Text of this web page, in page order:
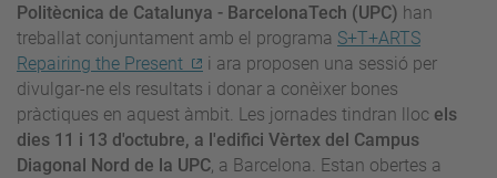
Politècnica de Catalunya - BarcelonaTech (UPC) han
treballat conjuntament amb el programa S+T+ARTS
Repairing the Present
i ara proposen una sessió per
divulgar-ne els resultats i donar a conèixer bones
pràctiques en aquest àmbit. Les jornades tindran lloc els
dies 11 i 13 d'octubre, a l'edifici Vèrtex del Campus
Diagonal Nord de la UPC , a Barcelona. Estan obertes a